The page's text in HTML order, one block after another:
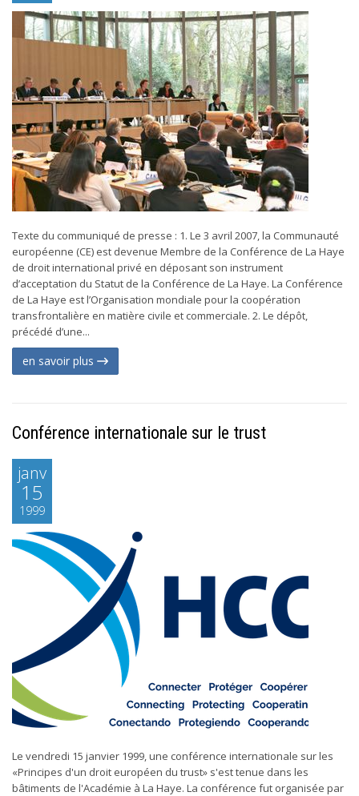
Texte du communiqué de presse : 1. Le 3 avril 2007, la Communauté
européenne (CE) est devenue Membre de la Conférence de La Haye
de droit international privé en déposant son instrument
d’acceptation du Statut de la Conférence de La Haye. La Conférence
de La Haye est l’Organisation mondiale pour la coopération
transfrontalière en matière civile et commerciale. 2. Le dépôt,
précédé d’une...
en savoir plus
Conférence internationale sur le trust
janv
15
1999
Le vendredi 15 janvier 1999, une conférence internationale sur les
«Principes d'un droit européen du trust» s'est tenue dans les
bâtiments de l'Académie à La Haye. La conférence fut organisée par